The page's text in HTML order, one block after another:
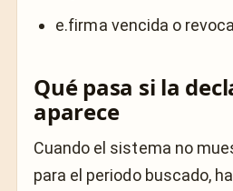
e.firma vencida o
Qué pasa si la
aparece
Cuando el sistema no
para el periodo buscado,